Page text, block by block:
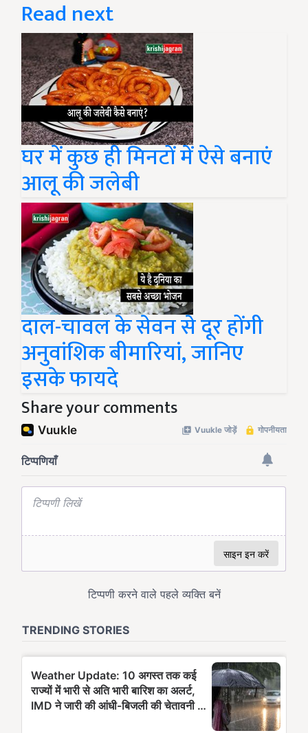
Read next
घर में कुछ ही मिनटों में ऐसे बनाएं
आलू की जलेबी
दाल-चावल के सेवन से दूर होंगी
अनुवांशिक बीमारियां, जानिए
इसके फायदे
Share your comments